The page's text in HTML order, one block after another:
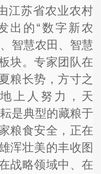
江苏省农业农村
出的“数字新农
智慧农田、智慧
块。专家团队在
粮长势，方寸之
上人努力，天
耘是典型的藏粮于
粮食安全，正在
浑壮美的丰收图
战略领域中、在